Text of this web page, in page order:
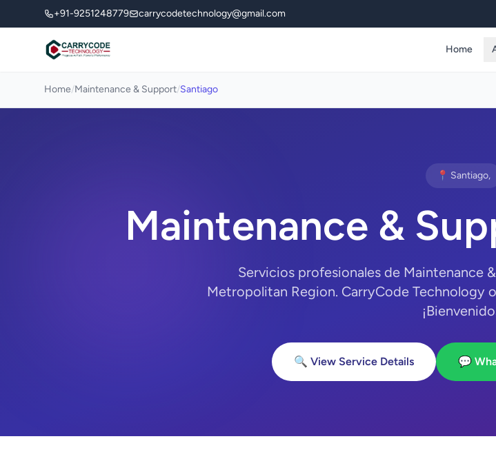
+91-9251248779 carrycodetechnology@gmail.com
Home
Home/Maintenance & Support/Santiago
📍 Santiago,
Maintenance &
Servicios profesionales de Maintenance
Metropolitan Region. CarryCode Technology
🔍 View Service Details 💬